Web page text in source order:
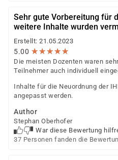
Sehr gute Vorbereitung für
weitere Inhalte wurden
Erstellt: 21.05.2023
5.00 ★★★★★
★★★★★
Die meisten Dozenten waren
Teilnehmer auch individuell
Inhalte für die Neuordnung der
angepasst werden.
Author
Stephan Oberhofer
War diese Bewertung
37 Personen fanden die